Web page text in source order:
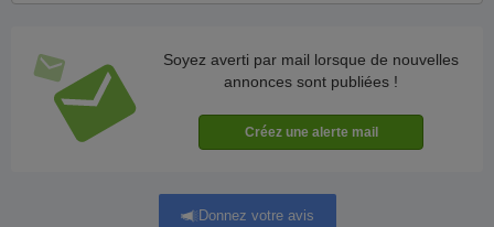
Soyez averti par mail lorsque de nouvelles
annonces sont publiées !
Donnez votre avis